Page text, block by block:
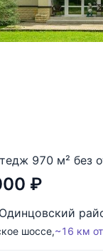
970 м² без
₽
Одинцовский
шоссе,~16 км